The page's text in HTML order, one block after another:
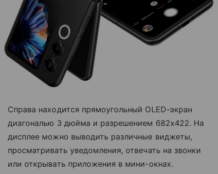
Справа находится прямоугольный OLED-экран
диагональю 3 дюйма и разрешением 682х422. На
дисплее можно выводить различные виджеты,
просматривать уведомления, отвечать на звонки
или открывать приложения в мини-окнах.